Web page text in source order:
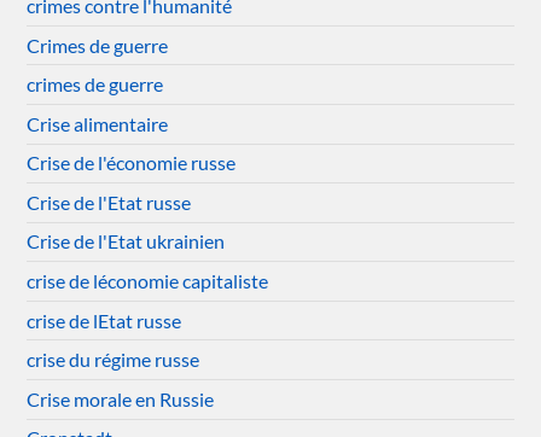
crimes contre l'humanité
Crimes de guerre
crimes de guerre
Crise alimentaire
Crise de l'économie russe
Crise de l'Etat russe
Crise de l'Etat ukrainien
crise de léconomie capitaliste
crise de lEtat russe
crise du régime russe
Crise morale en Russie